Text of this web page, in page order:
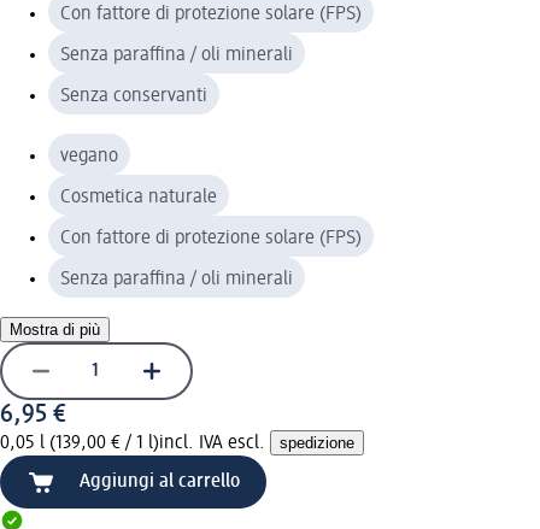
Con fattore di protezione solare (FPS)
Senza paraffina / oli minerali
Senza conservanti
vegano
Cosmetica naturale
Con fattore di protezione solare (FPS)
Senza paraffina / oli minerali
Mostra di più
6,95 €
0,05 l (139,00 € / 1 l)incl. IVA escl. spedizione
Aggiungi al carrello